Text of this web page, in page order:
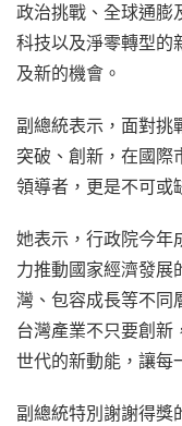
政治挑戰、全球通膨
科技以及淨零轉型的
及新的機會。
副總統表示，面對挑
突破、創新，在國際
領導者，更是不可或
她表示，行政院今年
力推動國家經濟發展
灣、包容成長等不同
台灣產業不只要創新
世代的新動能，讓每
副總統特別謝謝得獎